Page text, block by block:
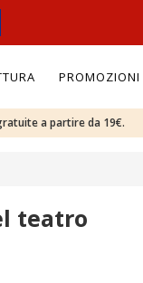
PROMOZIONI
a partire da 19€.
teatro